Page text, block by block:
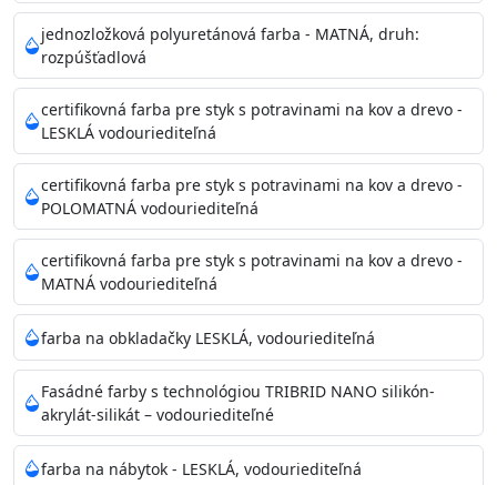
alebo trhliny vyplňte
akrylovým tmelom Acrylic putty, Visto alebo Acrylic light
putty a prebrúste. Nové alebo porézne povrchy natreté
menej kvalitnými farbami
vždy penetrujte. Odporúčané penetračné nátery
Acrylan Unco, Gypsum board alebo Vitex Primer 100% a
na škvrny použite Blanco eco
riediteľné vodou.
Skladovanie
48 mesiacov v orig. uzavretých obaloch medzi 5°C až
25°C
jednozložková polyuretánová farba - MATNÁ, druh:
rozpúšťadlová
certifikovná farba pre styk s potravinami na kov a drevo -
LESKLÁ vodouriediteľná
certifikovná farba pre styk s potravinami na kov a drevo -
POLOMATNÁ vodouriediteľná
certifikovná farba pre styk s potravinami na kov a drevo -
MATNÁ vodouriediteľná
farba na obkladačky LESKLÁ, vodouriediteľná
Fasádné farby s technológiou TRIBRID NANO silikón-
akrylát-silikát – vodouriediteľné
farba na nábytok - LESKLÁ, vodouriediteľná